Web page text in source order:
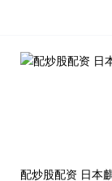
配炒股配资 日本